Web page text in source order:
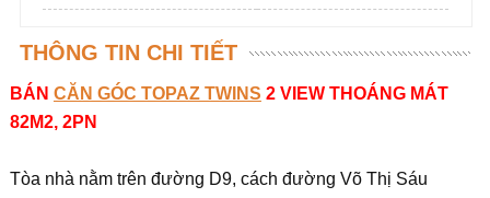
THÔNG TIN CHI TIẾT
BÁN CĂN GÓC TOPAZ TWINS 2 VIEW THOÁNG MÁT
82M2, 2PN
Tòa nhà nằm trên đường D9, cách đường Võ Thị Sáu